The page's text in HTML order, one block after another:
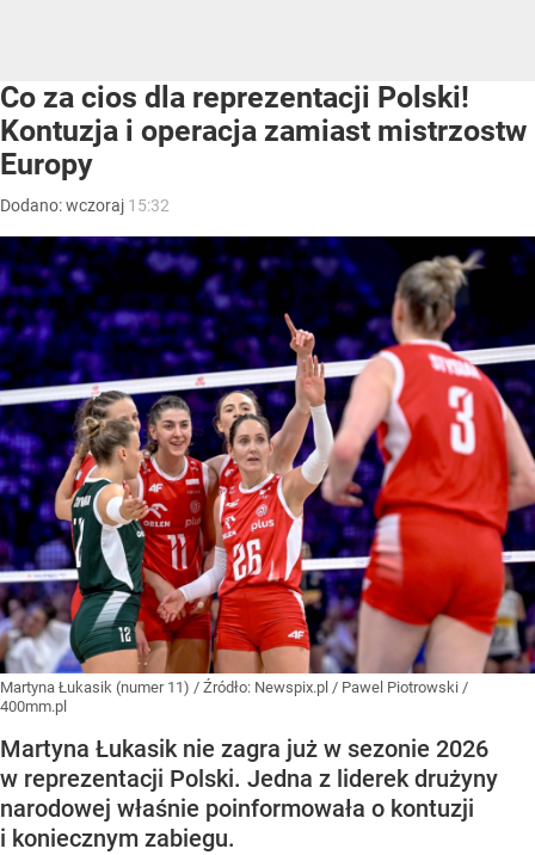
Co za cios dla reprezentacji Polski!
Kontuzja i operacja zamiast mistrzostw
Europy
Dodano:wczoraj 15:32
Martyna Łukasik (numer 11) / Źródło: Newspix.pl / Pawel Piotrowski /
400mm.pl
Martyna Łukasik nie zagra już w sezonie 2026
w reprezentacji Polski. Jedna z liderek drużyny
narodowej właśnie poinformowała o kontuzji
i koniecznym zabiegu.